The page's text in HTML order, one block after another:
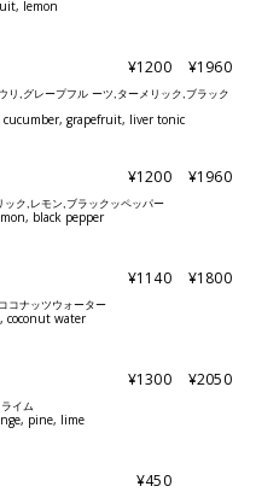
lemon
¥1200 ¥1960
リ,グレープフル ーツ,ターメリック,ブラック
grapefruit, liver tonic
¥1200 ¥1960
ク,レモン,ブラックッペッパー
black pepper
¥1140 ¥1800
コナッツウォーター
coconut water
¥1300 ¥2050
イム
pine, lime
¥450